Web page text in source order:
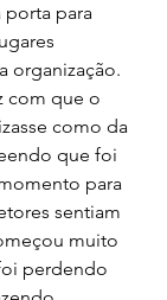
porta para
organização.
com que o
como da
que foi
para
sentiam
muito
perdendo